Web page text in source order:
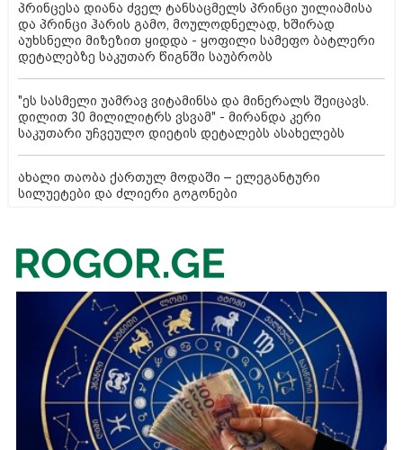
პრინცესა დიანა ძველ ტანსაცმელს პრინცი უილიამისა
და პრინცი ჰარის გამო, მოულოდნელად, ხშირად
აუხსნელი მიზეზით ყიდდა - ყოფილი სამეფო ბატლერი
დეტალებზე საკუთარ წიგნში საუბრობს
"ეს სასმელი უამრავ ვიტამინსა და მინერალს შეიცავს.
დილით 30 მილილიტრს ვსვამ" - მირანდა კერი
საკუთარი უჩვეულო დიეტის დეტალებს ასახელებს
ახალი თაობა ქართულ მოდაში – ელეგანტური
სილუეტები და ძლიერი გოგონები